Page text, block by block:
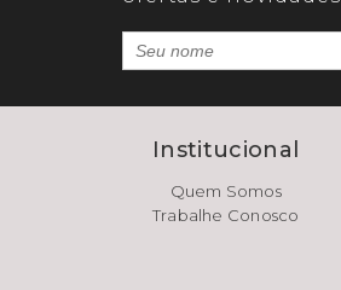
Institucional
Quem Somos
Trabalhe Conosco